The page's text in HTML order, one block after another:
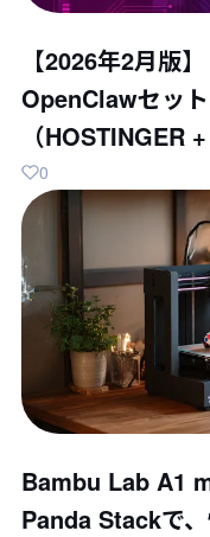
【2026年2月版
OpenClawセッ
（HOSTINGER
0
Bambu Lab A1
Panda Stackで